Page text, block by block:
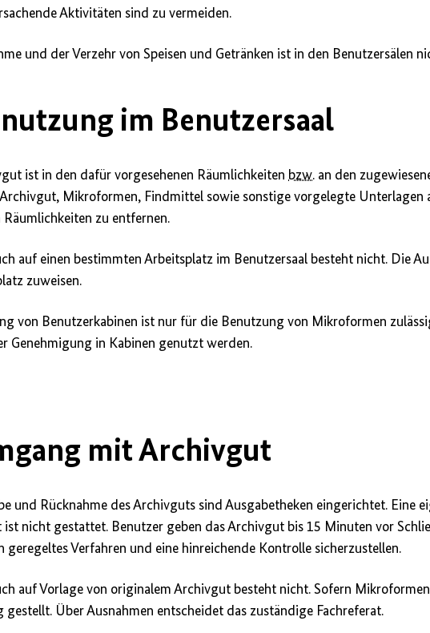
Aktivitäten sind zu vermeiden.
und der Verzehr von Speisen und Getränken ist in den Benutzersälen
im Benutzersaal
ist in den dafür vorgesehenen Räumlichkeiten bzw. an den
Mikroformen, Findmittel sowie sonstige vorgelegte Unterlagen
Räumlichkeiten zu entfernen.
auf einen bestimmten Arbeitsplatz im Benutzersaal besteht nicht. Die
zuweisen.
von Benutzerkabinen ist nur für die Benutzung von Mikroformen
Genehmigung in Kabinen genutzt werden.
mit Archivgut
und Rücknahme des Archivguts sind Ausgabetheken eingerichtet. Eine
nicht gestattet. Benutzer geben das Archivgut bis 15 Minuten vor
geregeltes Verfahren und eine hinreichende Kontrolle sicherzustellen.
auf Vorlage von originalem Archivgut besteht nicht. Sofern
gestellt. Über Ausnahmen entscheidet das zuständige Fachreferat.